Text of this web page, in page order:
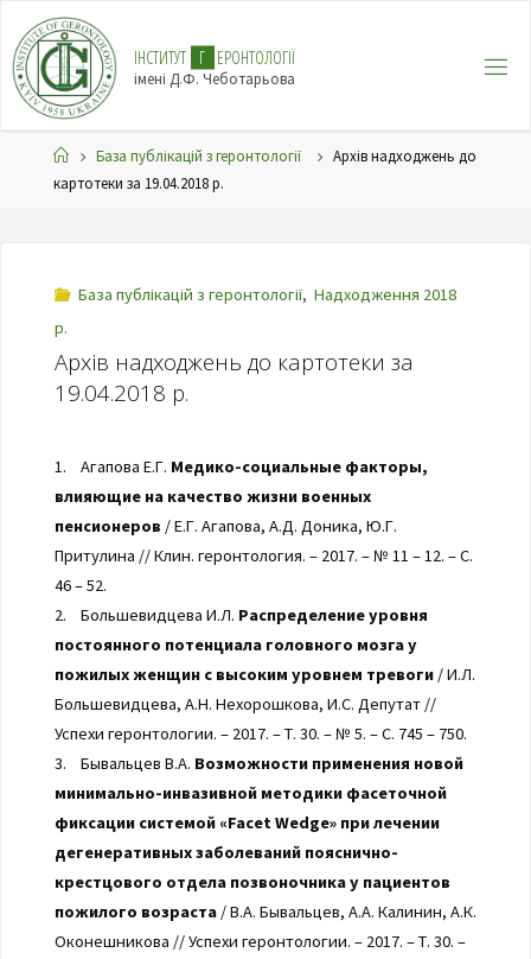
ІНСТИТУТ Г ЕРОНТОЛОГІЇ
імені Д.Ф. Чеботарьова
База публікацій з геронтології
Архів надходжень до
картотеки за 19.04.2018 р.
База публікацій з геронтології, Надходження 2018
р.
Архів надходжень до картотеки за
19.04.2018 р.
1. Агапова Е.Г. Медико-социальные факторы,
влияющие на качество жизни военных
пенсионеров / Е.Г. Агапова, А.Д. Доника, Ю.Г.
Притулина // Клин. геронтология. – 2017. – № 11 – 12. – С.
46 – 52.
2. Большевидцева И.Л. Распределение уровня
постоянного потенциала головного мозга у
пожилых женщин с высоким уровнем тревоги/ И.Л.
Большевидцева, А.Н. Нехорошкова, И.С. Депутат //
Успехи геронтологии. – 2017. – Т. 30. – № 5. – С. 745 – 750.
3. Бывальцев В.А. Возможности применения новой
минимально-инвазивной методики фасеточной
фиксации системой «Facet Wedge» при лечении
дегенеративных заболеваний пояснично-
крестцового отдела позвоночника у пациентов
пожилого возраста/ В.А. Бывальцев, А.А. Калинин, А.К.
Оконешникова // Успехи геронтологии. – 2017. – Т. 30. –